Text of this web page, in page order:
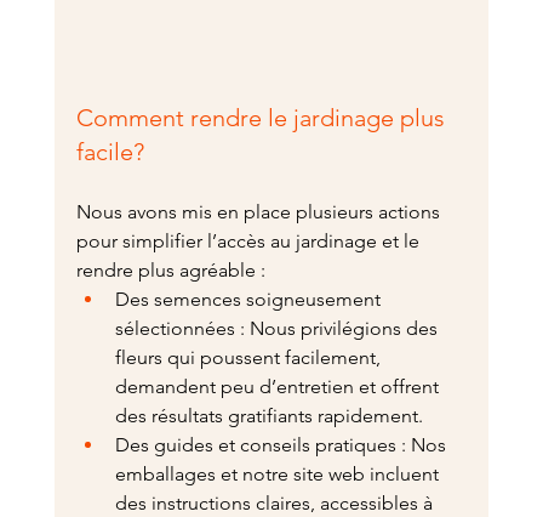
Comment rendre le jardinage plus
facile?
Nous avons mis en place plusieurs actions
pour simplifier l’accès au jardinage et le
rendre plus agréable :
Des semences soigneusement
sélectionnées : Nous privilégions des
fleurs qui poussent facilement,
demandent peu d’entretien et offrent
des résultats gratifiants rapidement.
Des guides et conseils pratiques : Nos
emballages et notre site web incluent
des instructions claires, accessibles à